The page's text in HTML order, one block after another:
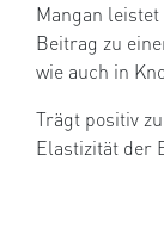
Mangan
Beitrag zu
wie auch in
Trägt positiv
Elastizität der